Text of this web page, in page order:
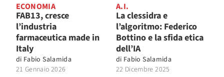
ECONOMIA
FAB13, cresce
l’industria
farmaceutica made in
Italy
di Fabio Salamida
21 Gennaio 2026
A.I.
La clessidra e
l’algoritmo: Federico
Bottino e la sfida etica
dell’IA
di Fabio Salamida
22 Dicembre 2025